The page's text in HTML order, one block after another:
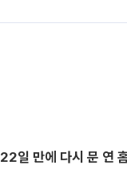
22일 만에 다시 문 연